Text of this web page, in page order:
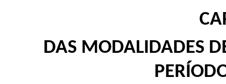
DAS MODALIDADES